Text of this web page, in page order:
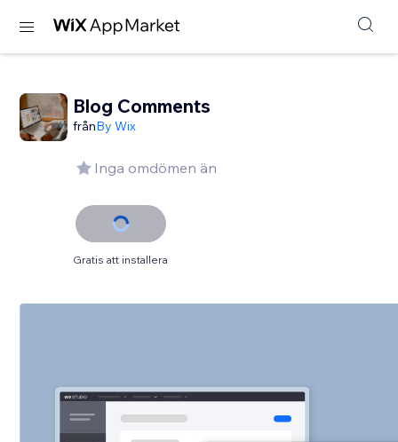
Blog Comments
frånBy Wix
Inga omdömen än
Gratis att installera